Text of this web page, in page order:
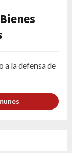
a la defensa de